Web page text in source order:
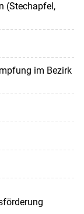
(Stechapfel,
im Bezirk